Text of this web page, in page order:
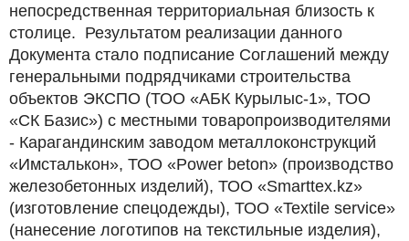
непосредственная территориальная близость к
столице. Результатом реализации данного
Документа стало подписание Соглашений между
генеральными подрядчиками строительства
объектов ЭКСПО (ТОО «АБК Курылыс-1», ТОО
«СК Базис») с местными товаропроизводителями
- Карагандинским заводом металлоконструкций
«Имсталькон», ТОО «Power beton» (производство
железобетонных изделий), ТОО «Smarttex.kz»
(изготовление спецодежды), ТОО «Textile service»
(нанесение логотипов на текстильные изделия),